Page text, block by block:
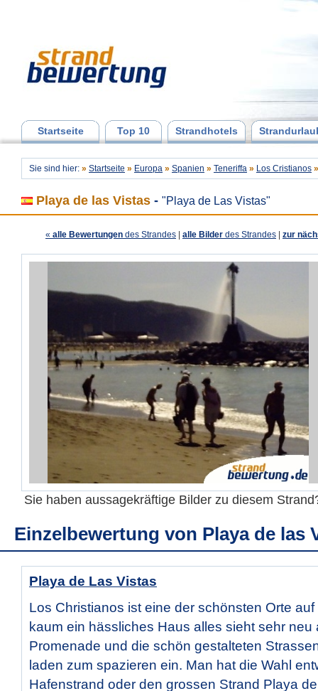
Startseite Top 10 Strandhotels
Sie sind hier: » Startseite » Europa » Spanien » Teneriffa » Los Cristianos »
Playa de las Vistas - "Playa de Las Vistas"
« alle Bewertungen des Strandes alle Bilder des Strandes zur
Sie haben aussagekräftige Bilder zu diesem
Einzelbewertung von Playa de las
Playa de Las Vistas
Los Christianos ist eine der schönsten Orte auf
kaum ein hässliches Haus alles sieht sehr neu
Promenade und die schön gestalteten
laden zum spazieren ein. Man hat die Wahl
Hafenstrand oder den grossen Strand Playa